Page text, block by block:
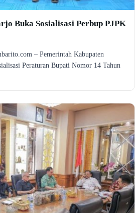
Buka Sosialisasi Perbup PJPK
– Pemerintah Kabupaten
Peraturan Bupati Nomor 14 Tahun